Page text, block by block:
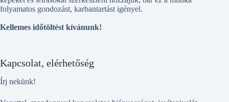
folyamatos gondozást, karbantartást igényel.
Kellemes időtöltést kívánunk!
Kapcsolat, elérhetőség
Írj nekünk!